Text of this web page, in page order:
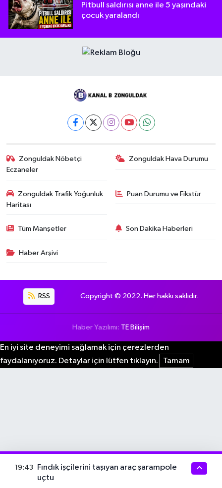
Pitbull saldırısı anne ile 5 yaşındaki
çocuk yaralandı
Zonguldak Nöbetçi
Eczaneler
Zonguldak Hava Durumu
Zonguldak Trafik Yoğunluk
Haritası
Puan Durumu ve Fikstür
Tüm Manşetler Son Dakika Haberleri
Haber Arşivi
RSS Copyright © 2022. Her hakkı saklıdır.
Haber Yazılımı: TE Bilişim
En iyi site deneyimi sağlamak için çerezlerden
faydalanıyoruz. Detaylar için lütfen tıklayın.
Tamam
19:43
Fındık işçilerini taşıyan araç şarampole
uçtu